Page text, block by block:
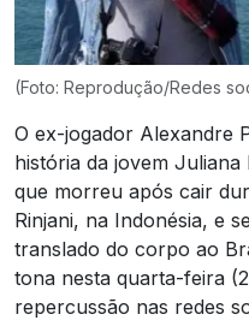
(Foto: Reprodução/Redes
O ex-jogador Alexandre
história da jovem
que morreu após cair
Rinjani, na Indonésia, e
translado do corpo ao
tona nesta quarta-feira
repercussão nas redes